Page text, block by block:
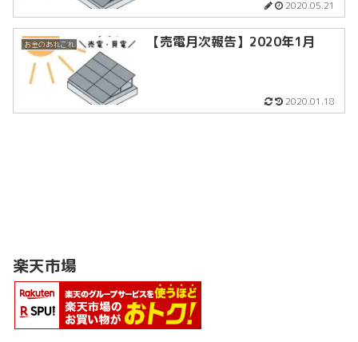
2020.05.21
お金のあれこれ 【売電月次報告】2020年1月
2020.01.18
楽天市場